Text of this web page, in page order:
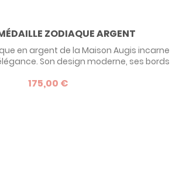
ZODIAQUE ARGENT
en argent de la Maison Augis incarne
Son design moderne, ses bords
unique. Personnalisez-la avec une
175,00 €